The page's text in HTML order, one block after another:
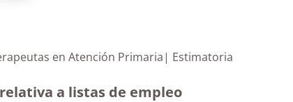
en Atención Primaria| Estimatoria
a listas de empleo